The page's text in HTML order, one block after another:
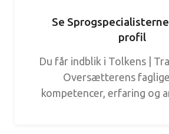
Se
profil
Du får indblik i Tolkens |
Oversætterens
kompetencer, erfaring og